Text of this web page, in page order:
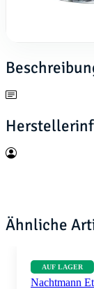
Ähnliche
AUF LAGER
Nachtmann